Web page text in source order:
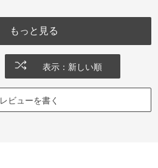
もっと見る
表示：新しい順
レビューを書く